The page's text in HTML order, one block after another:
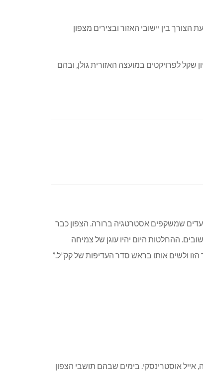
בין יישובי האזור ובצירים מצפון
קו העימות, אישרה קק”ל תוכנית סיוע לגולן בהיקף של 128.5 מיליון שקל. במסגרת זו יוקצו 70 מיליון שקל לפרויקטים במועצה האזורית גולן, ובהם
שמשקפים אסטרטגיה ברורה. הצפון כבר
ההחלטות היום יהיו עוגן של צמיחה
הזו ולשים אותו בראש סדר העדיפות של קק”ל.”
אוסטרינסקי. בימים שבהם תושבי הצפון